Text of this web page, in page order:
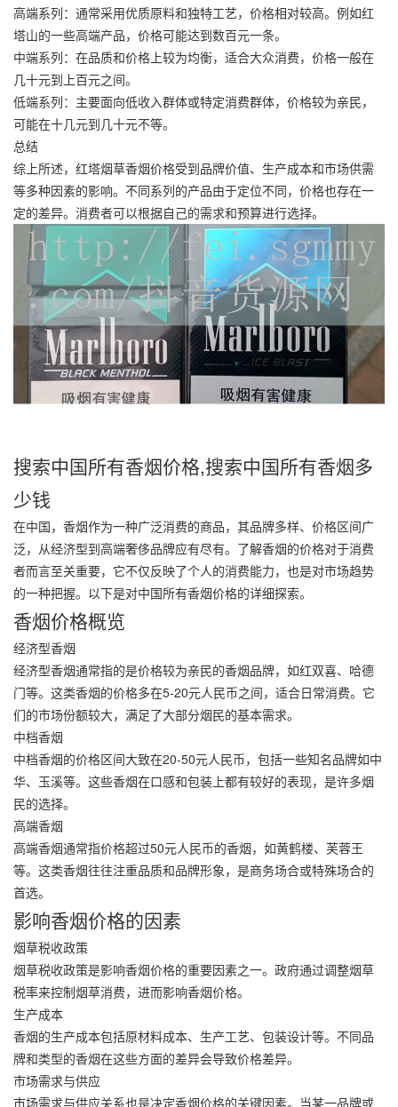
高端系列：通常采用优质原料和独特工艺，价格相对较高。例如红
塔山的一些高端产品，价格可能达到数百元一条。
中端系列：在品质和价格上较为均衡，适合大众消费，价格一般在
几十元到上百元之间。
低端系列：主要面向低收入群体或特定消费群体，价格较为亲民，
可能在十几元到几十元不等。
总结
综上所述，红塔烟草香烟价格受到品牌价值、生产成本和市场供需
等多种因素的影响。不同系列的产品由于定位不同，价格也存在一
定的差异。消费者可以根据自己的需求和预算进行选择。
搜索中国所有香烟价格,搜索中国所有香烟多
少钱
在中国，香烟作为一种广泛消费的商品，其品牌多样、价格区间广
泛，从经济型到高端奢侈品牌应有尽有。了解香烟的价格对于消费
者而言至关重要，它不仅反映了个人的消费能力，也是对市场趋势
的一种把握。以下是对中国所有香烟价格的详细探索。
香烟价格概览
经济型香烟
经济型香烟通常指的是价格较为亲民的香烟品牌，如红双喜、哈德
门等。这类香烟的价格多在5-20元人民币之间，适合日常消费。它
们的市场份额较大，满足了大部分烟民的基本需求。
中档香烟
中档香烟的价格区间大致在20-50元人民币，包括一些知名品牌如中
华、玉溪等。这些香烟在口感和包装上都有较好的表现，是许多烟
民的选择。
高端香烟
高端香烟通常指价格超过50元人民币的香烟，如黄鹤楼、芙蓉王
等。这类香烟往往注重品质和品牌形象，是商务场合或特殊场合的
首选。
影响香烟价格的因素
烟草税收政策
烟草税收政策是影响香烟价格的重要因素之一。政府通过调整烟草
税率来控制烟草消费，进而影响香烟价格。
生产成本
香烟的生产成本包括原材料成本、生产工艺、包装设计等。不同品
牌和类型的香烟在这些方面的差异会导致价格差异。
市场需求与供应
市场需求与供应关系也是决定香烟价格的关键因素。当某一品牌或